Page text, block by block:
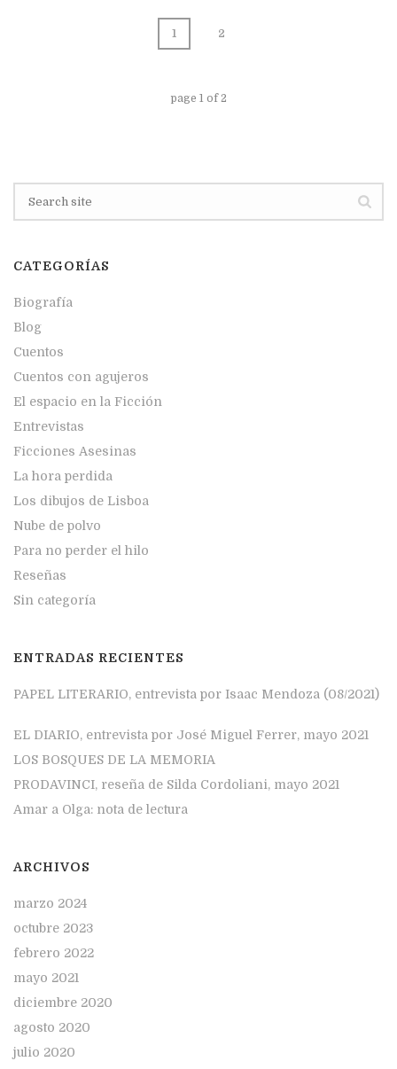
1 2
page 1 of2
CATEGORÍAS
Biografía
Blog
Cuentos
Cuentos con agujeros
El espacio en la Ficción
Entrevistas
Ficciones Asesinas
La hora perdida
Los dibujos de Lisboa
Nube de polvo
Para no perder el hilo
Reseñas
Sin categoría
ENTRADAS RECIENTES
PAPEL LITERARIO, entrevista por Isaac Mendoza (08/2021)
EL DIARIO, entrevista por José Miguel Ferrer, mayo 2021
LOS BOSQUES DE LA MEMORIA
PRODAVINCI, reseña de Silda Cordoliani, mayo 2021
Amar a Olga: nota de lectura
ARCHIVOS
marzo 2024
octubre 2023
febrero 2022
mayo 2021
diciembre 2020
agosto 2020
julio 2020